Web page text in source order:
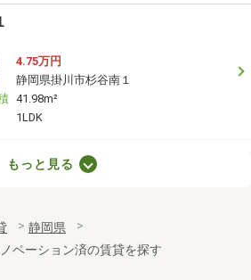
4.75万円
静岡県掛川市杉谷南１
41.98m²
1LDK
40.46m²
1LDK
もっと見る
静岡県
ベーション済の賃貸を探す